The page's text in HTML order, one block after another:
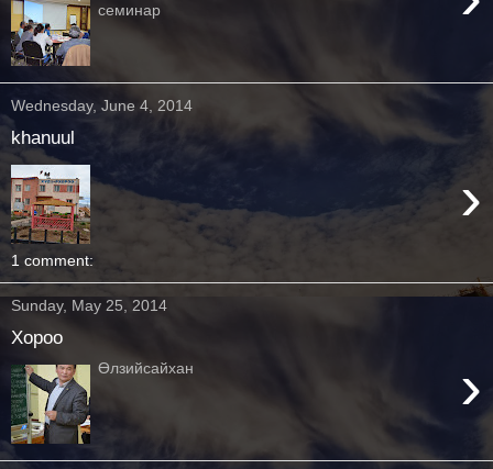
семинар
Wednesday, June 4, 2014
khanuul
›
1 comment:
Sunday, May 25, 2014
Xopoo
›
Өлзийсайхан